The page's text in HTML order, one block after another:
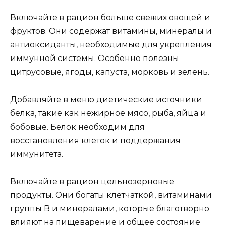
Включайте в рацион больше свежих овощей и
фруктов. Они содержат витамины, минералы и
антиоксиданты, необходимые для укрепления
иммунной системы. Особенно полезны
цитрусовые, ягоды, капуста, морковь и зелень.
Добавляйте в меню диетические источники
белка, такие как нежирное мясо, рыба, яйца и
бобовые. Белок необходим для
восстановления клеток и поддержания
иммунитета.
Включайте в рацион цельнозерновые
продукты. Они богаты клетчаткой, витаминами
группы B и минералами, которые благотворно
влияют на пищеварение и общее состояние